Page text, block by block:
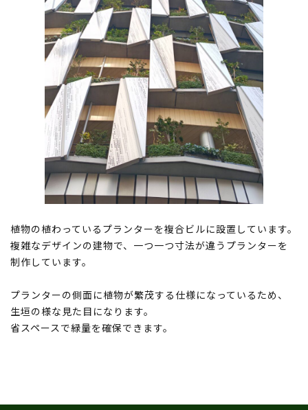
植物の植わっているプランターを複合ビルに設置しています。
複雑なデザインの建物で、一つ一つ寸法が違うプランターを
制作しています。
プランターの側面に植物が繁茂する仕様になっているため、
生垣の様な見た目になります。
省スペースで緑量を確保できます。